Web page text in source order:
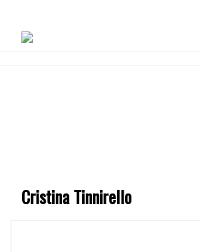
Cristina Tinnirello